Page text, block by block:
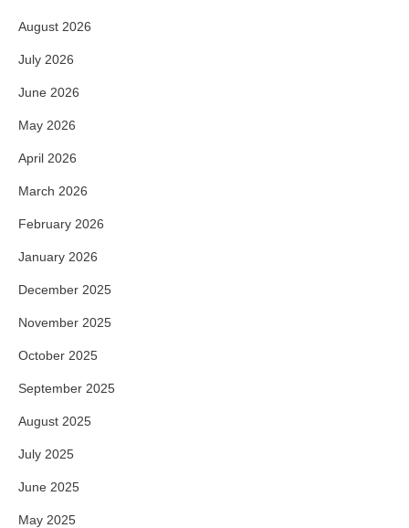
August 2026
July 2026
June 2026
May 2026
April 2026
March 2026
February 2026
January 2026
December 2025
November 2025
October 2025
September 2025
August 2025
July 2025
June 2025
May 2025